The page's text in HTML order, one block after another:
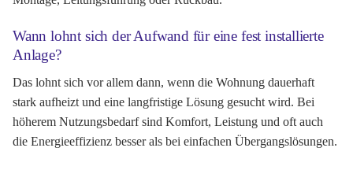
Wann lohnt sich der Aufwand für eine fest installierte
Anlage?
Das lohnt sich vor allem dann, wenn die Wohnung dauerhaft
stark aufheizt und eine langfristige Lösung gesucht wird. Bei
höherem Nutzungsbedarf sind Komfort, Leistung und oft auch
die Energieeffizienz besser als bei einfachen Übergangslösungen.